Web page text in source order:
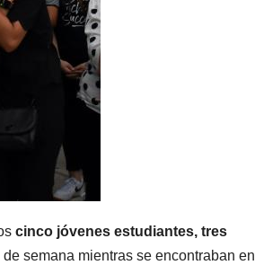
cinco jóvenes estudiantes, tres
semana mientras se encontraban en